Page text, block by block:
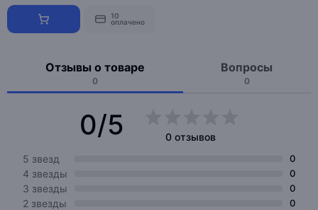
10
оплачено
Отзывы о товаре
0
Вопросы
0
0/5
0 отзывов
5 звезд
0
4 звезды 0
3 звезды 0
2 звезды 0